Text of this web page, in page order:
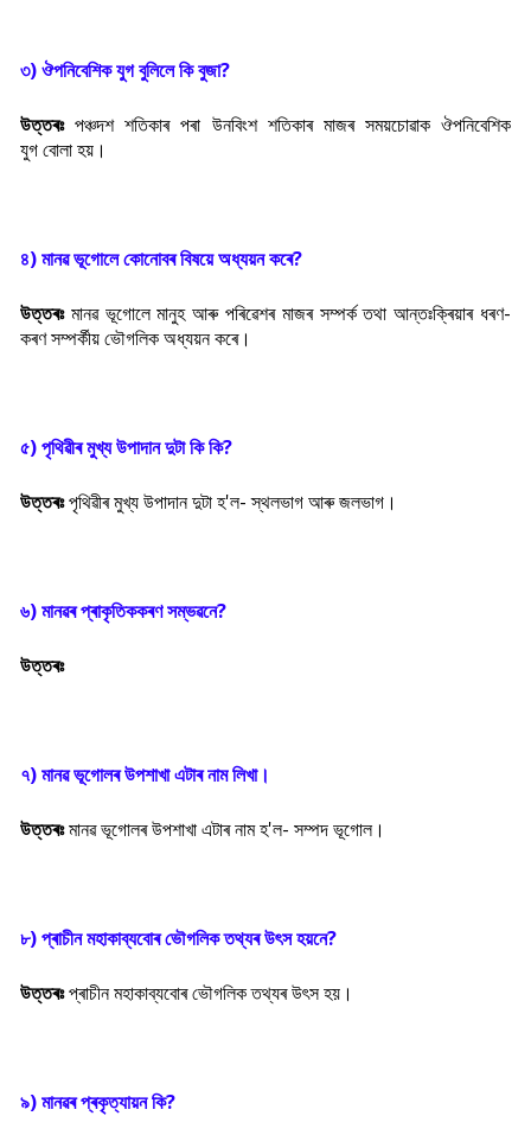
৩) ঔপনিবেশিক যুগ বুলিলে কি বুজা?
উত্তৰঃ পঞ্চদশ শতিকাৰ পৰা উনবিংশ শতিকাৰ মাজৰ সময়চোৱাক ঔপনিবেশিক
যুগবােলা হয়।
৪) মানৱ ভূগোলে কোনোবৰ বিষয়ে অধ্যয়ন কৰে?
উত্তৰঃমানৱ ভূগোলে মানুহ আৰু পৰিৱেশৰ মাজৰ সম্পৰ্ক তথা আন্তঃক্ৰিয়াৰ ধৰণ-
কৰণ সম্পৰ্কীয় ভৌগলিক অধ্যয়ন কৰে।
৫) পৃথিৱীৰ মুখ্য উপাদান দুটা কি কি?
উত্তৰঃপৃথিৱীৰ মুখ্য উপাদান দুটা হ'ল- স্থলভাগ আৰু জলভাগ।
৬) মানৱৰ প্ৰাকৃতিককৰণ সম্ভৱনে?
উত্তৰঃ
৭) মানৱ ভূগোলৰ উপশাখা এটাৰ নাম লিখা।
উত্তৰঃমানৱ ভূগোলৰ উপশাখা এটাৰ নাম হ'ল- সম্পদ ভূগোল।
৮) প্ৰাচীন মহাকাব্যবোৰ ভৌগলিক তথ্যৰ উৎস হয়নে?
উত্তৰঃপ্ৰাচীন মহাকাব্যবোৰ ভৌগলিক তথ্যৰ উৎস হয়।
৯) মানৱৰ প্ৰকৃত্যায়ন কি?